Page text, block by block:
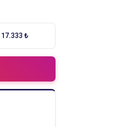
17.333 ₺